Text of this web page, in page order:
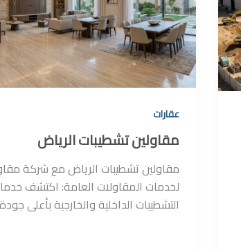
عقارات
مقاولين تشطيبات الرياض
مقاولين تشطيبات الرياض مع شركة
لخدمات المقاولات العامة: اكتشف
التشطيبات الداخلية والخارجية بأعلى